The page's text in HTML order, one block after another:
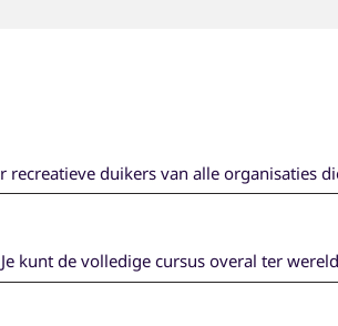
duikers van alle organisaties
ter wereld. Met dit certificaat mag je
over de hele wereld.
kunt de volledige cursus overal ter